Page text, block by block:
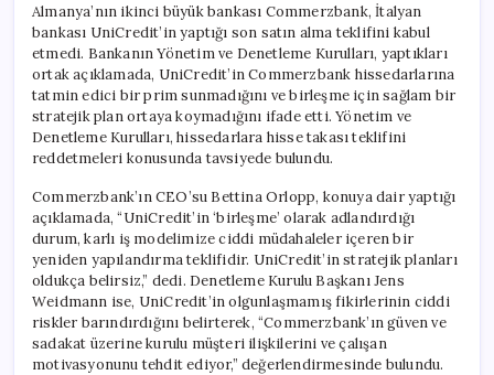
Reddetti:
Stratejik
Değerlendirme
için
Almanya’nın ikinci büyük bankası Commerzbank, İtalyan
bankası UniCredit’in yaptığı son satın alma teklifini kabul
etmedi. Bankanın Yönetim ve Denetleme Kurulları, yaptıkları
ortak açıklamada, UniCredit’in Commerzbank hissedarlarına
tatmin edici bir prim sunmadığını ve birleşme için sağlam bir
stratejik plan ortaya koymadığını ifade etti. Yönetim ve
Denetleme Kurulları, hissedarlara hisse takası teklifini
reddetmeleri konusunda tavsiyede bulundu.
Commerzbank’ın CEO’su Bettina Orlopp, konuya dair yaptığı
açıklamada, “UniCredit’in ‘birleşme’ olarak adlandırdığı
durum, karlı iş modelimize ciddi müdahaleler içeren bir
yeniden yapılandırma teklifidir. UniCredit’in stratejik planları
oldukça belirsiz,” dedi. Denetleme Kurulu Başkanı Jens
Weidmann ise, UniCredit’in olgunlaşmamış fikirlerinin ciddi
riskler barındırdığını belirterek, “Commerzbank’ın güven ve
sadakat üzerine kurulu müşteri ilişkilerini ve çalışan
motivasyonunu tehdit ediyor,” değerlendirmesinde bulundu.